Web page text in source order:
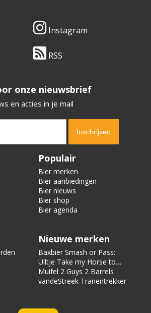
Instagram
RSS
onze nieuwsbrief
en acties in je mail
Populair
Bier merken
Bier aanbiedingen
Bier nieuws
Bier shop
Bier agenda
Nieuwe merken
Baxbier Smash or Pass:
Strata
Uiltje Take my Horse to
the Hotel Room
Muifel 2 Guys 2 Barrels
vandeStreek Tranentrekker